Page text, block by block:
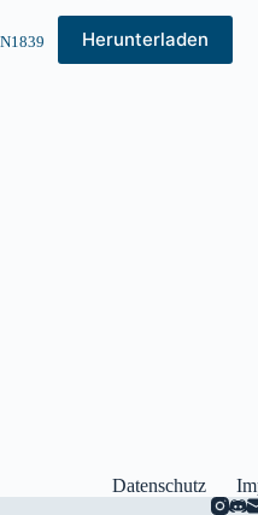
N1839 Herunterladen
Datenschutz